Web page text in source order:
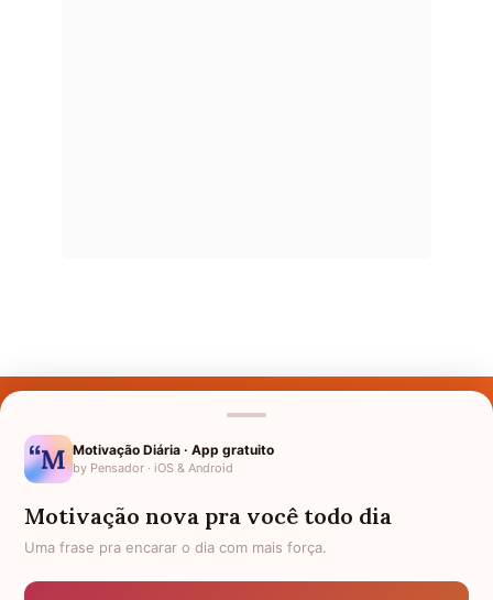
Nomes pelo Mundo
Política de Privacidade
Motivação Diária · App gratuito
by Pensador · iOS & Android
Motivação nova pra você todo dia
Uma frase pra encarar o dia com mais força.